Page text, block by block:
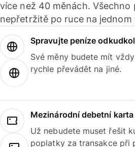
více než 40 měnách.
nepřetržitě po ruce na jednom
Spravujte peníze
Své měny budete mít
rychle převádět na jiné.
Mezinárodní debetní karta
Už nebudete muset řešit
poplatky za transakce při